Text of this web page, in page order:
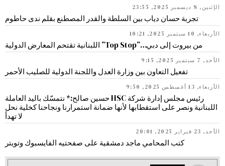
الإثنين, 8 ديسمبر 2025, 23:55
تجربة حسان دياب بين السلطة والقدر المصطنع بقلم ندى حاطوم
الأربعاء, 10 سبتمبر 2025, 10:21
من بيروت إلى دبي…”Top Stop” اللبنانية تقتحم المعارض الدولية
الأحد, 7 سبتمبر 2025, 9:15
تفعيل التعاون بين وزارة العدل واللجنة الدولية للصليب الأحمر
الأربعاء, 13 أغسطس 2025, 9:50
رئيس مجلس إدارة شركة HSC حسين صالح:* نتمسّك باليد العاملة
اللبنانية ونصر على استقطابها لأنها ضمانة استمرارنا ونجاحنا كخلية نحل
لا تهدأ
الأحد, 23 فبراير 2025, 20:01
كتب المحامي ماجد دمشقية على صفحتيه الفايسبوك وتويتر